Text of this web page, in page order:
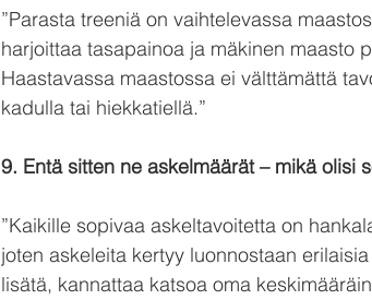
”Parasta treeniä on vaihtelevassa
harjoittaa tasapainoa ja mäkinen maasto
Haastavassa maastossa ei välttämättä
kadulla tai hiekkatiellä.”
9. Entä sitten ne askelmäärät – mikä olisi
”Kaikille sopivaa askeltavoitetta on
joten askeleita kertyy luonnostaan
lisätä, kannattaa katsoa oma